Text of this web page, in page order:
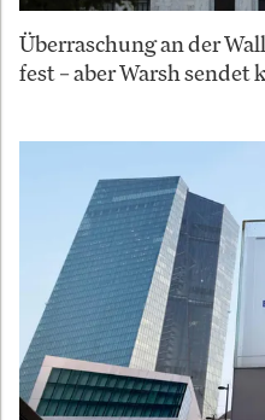
Überraschung an der
fest – aber Warsh sendet